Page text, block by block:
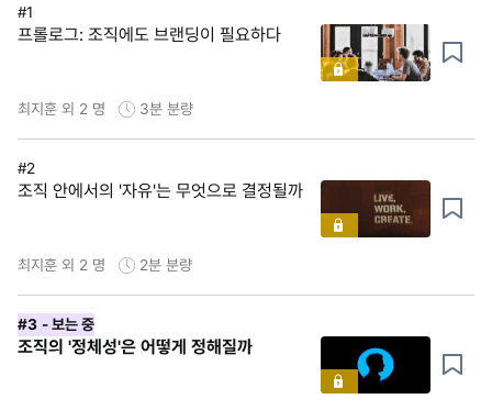
#1
프롤로그: 조직에도 브랜딩이 필요하다
최지훈 외 2 명 3분 분량
#2
조직 안에서의 '자유'는 무엇으로 결정될까
최지훈 외 2 명 2분 분량
#3 - 보는 중
조직의 '정체성'은 어떻게 정해질까